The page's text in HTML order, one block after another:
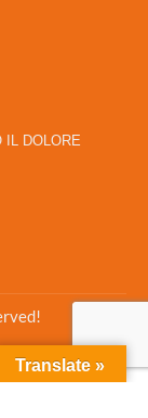
IL DOLORE
Translate »